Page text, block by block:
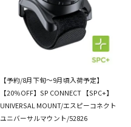
【予約/8月下旬～9月頃入荷予定】
【20％OFF】SP CONNECT 【SPC+】
UNIVERSAL MOUNT/エスピーコネクト
ユニバーサルマウント/52826